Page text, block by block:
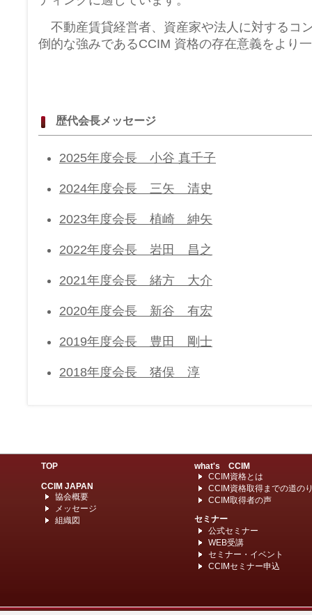
不動産賃貸経営者、資産家や法人に対するコ
倒的な強みであるCCIM 資格の存在意義をより
歴代会長メッセージ
2025年度会長 小谷 真千子
2024年度会長 三矢 清史
2023年度会長 植崎 紳矢
2022年度会長 岩田 昌之
2021年度会長 緒方 大介
2020年度会長 新谷 有宏
2019年度会長 豊田 剛士
2018年度会長 猪俣 淳
TOP
CCIM JAPAN
協会概要
メッセージ
組織図
what's CCIM
CCIM資格とは
CCIM資格取得までの道の
CCIM取得者の声
セミナー
公式セミナー
WEB受講
セミナー・イベント
CCIMセミナー申込